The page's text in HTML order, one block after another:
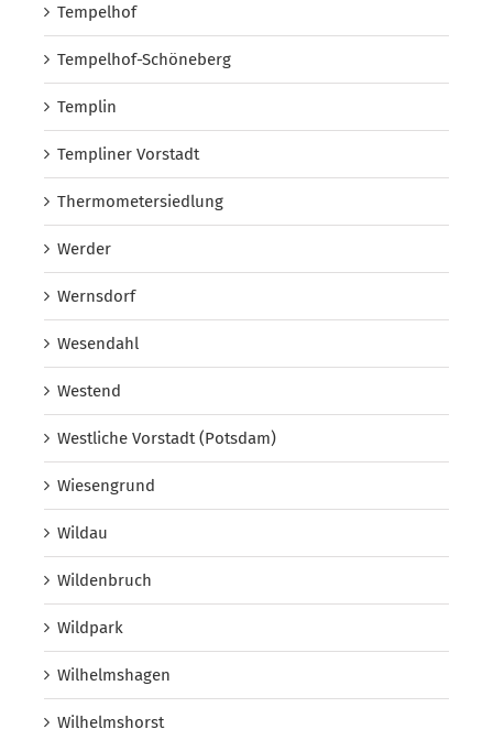
Tempelhof
Tempelhof-Schöneberg
Templin
Templiner Vorstadt
Thermometersiedlung
Werder
Wernsdorf
Wesendahl
Westend
Westliche Vorstadt (Potsdam)
Wiesengrund
Wildau
Wildenbruch
Wildpark
Wilhelmshagen
Wilhelmshorst